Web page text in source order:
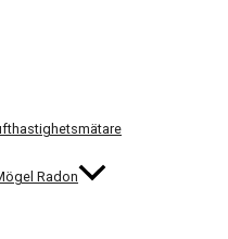
Radon